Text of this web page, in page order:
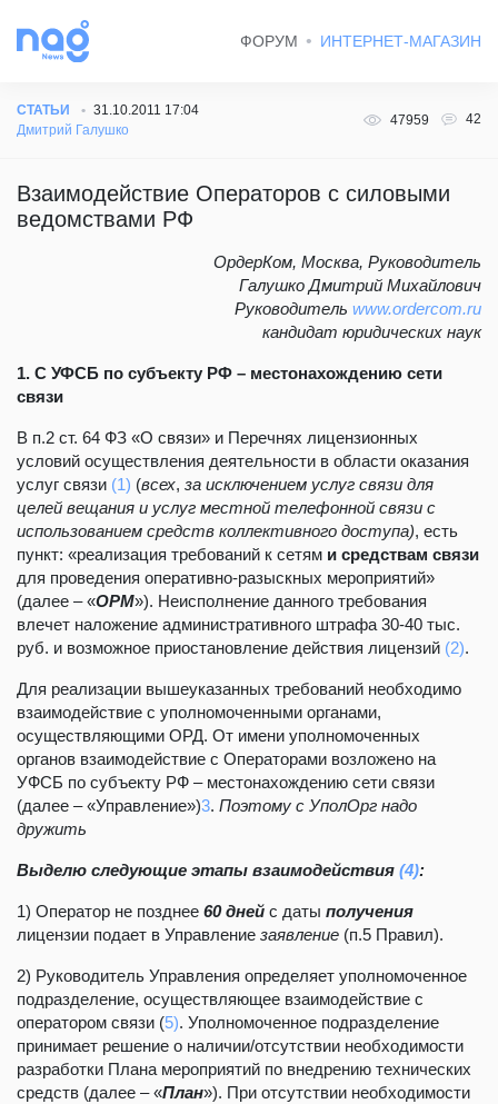
ФОРУМ ИНТЕРНЕТ-МАГАЗИН
СТАТЬИ
31.10.2011 17:04
Дмитрий Галушко
47959 42
Взаимодействие Операторов с силовыми
ведомствами РФ
ОрдерКом, Москва, Руководитель
Галушко Дмитрий Михайлович
Руководитель www.ordercom.ru
кандидат юридических наук
1. С УФСБ по субъекту РФ – местонахождению сети
связи
В п.2 ст. 64 ФЗ «О связи» и Перечнях лицензионных
условий осуществления деятельности в области оказания
услуг связи (1) (всех, за исключением услуг связи для
целей вещания и услуг местной телефонной связи с
использованием средств коллективного доступа), есть
пункт: «реализация требований к сетям и средствам связи
для проведения оперативно-разыскных мероприятий»
(далее – «ОРМ»). Неисполнение данного требования
влечет наложение административного штрафа 30-40 тыс.
руб. и возможное приостановление действия лицензий (2).
Для реализации вышеуказанных требований необходимо
взаимодействие с уполномоченными органами,
осуществляющими ОРД. От имени уполномоченных
органов взаимодействие с Операторами возложено на
УФСБ по субъекту РФ – местонахождению сети связи
(далее – «Управление»)3. Поэтому с УполОрг надо
дружить
Выделю следующие этапы взаимодействия (4):
1) Оператор не позднее 60 дней с даты получения
лицензии подает в Управление заявление (п.5 Правил).
2) Руководитель Управления определяет уполномоченное
подразделение, осуществляющее взаимодействие с
оператором связи (5). Уполномоченное подразделение
принимает решение о наличии/отсутствии необходимости
разработки Плана мероприятий по внедрению технических
средств (далее – «План»). При отсутствии необходимости